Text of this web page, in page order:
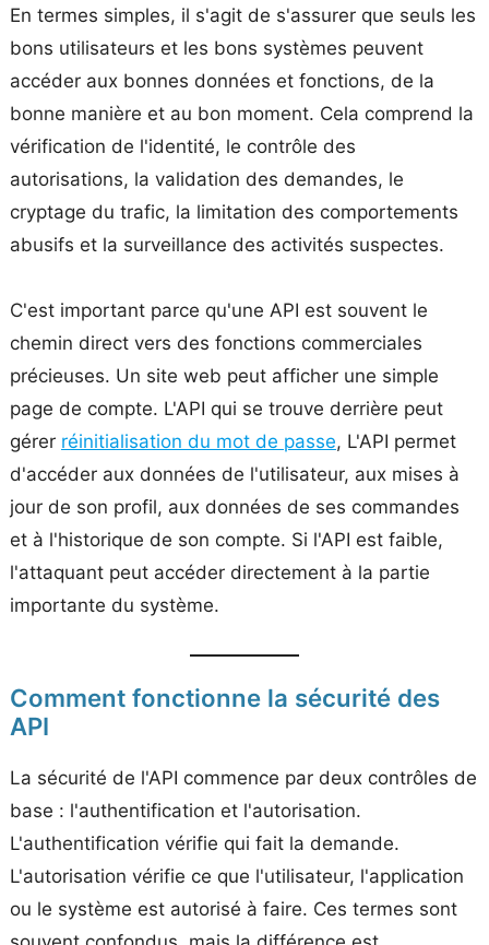
En termes simples, il s'agit de s'assurer que seuls les
bons utilisateurs et les bons systèmes peuvent
accéder aux bonnes données et fonctions, de la
bonne manière et au bon moment. Cela comprend la
vérification de l'identité, le contrôle des
autorisations, la validation des demandes, le
cryptage du trafic, la limitation des comportements
abusifs et la surveillance des activités suspectes.
C'est important parce qu'une API est souvent le
chemin direct vers des fonctions commerciales
précieuses. Un site web peut afficher une simple
page de compte. L'API qui se trouve derrière peut
gérer réinitialisation du mot de passe, L'API permet
d'accéder aux données de l'utilisateur, aux mises à
jour de son profil, aux données de ses commandes
et à l'historique de son compte. Si l'API est faible,
l'attaquant peut accéder directement à la partie
importante du système.
Comment fonctionne la sécurité des
API
La sécurité de l'API commence par deux contrôles de
base : l'authentification et l'autorisation.
L'authentification vérifie qui fait la demande.
L'autorisation vérifie ce que l'utilisateur, l'application
ou le système est autorisé à faire. Ces termes sont